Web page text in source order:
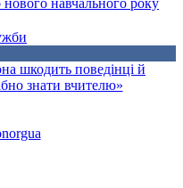
навчального року
шкодить поведінці й
знати вчителю»